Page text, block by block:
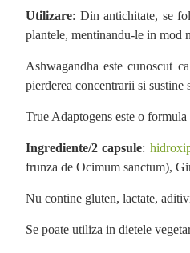
Utilizare: Din antichitate, se
plantele, mentinandu-le in mod
Ashwagandha este cunoscut
pierderea concentrarii si sustine
True Adaptogens este o
Ingrediente/2 capsule:
frunza de Ocimum sanctum),
Nu contine gluten, lactate,
Se poate utiliza in dietele